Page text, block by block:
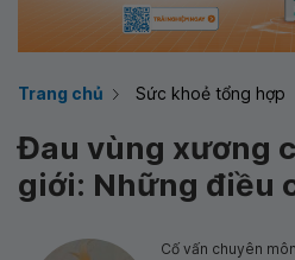
Trang chủ Sức khoẻ tổng hợp
Đau vùng xương
giới: Những điều
Cố vấn chuyên môn